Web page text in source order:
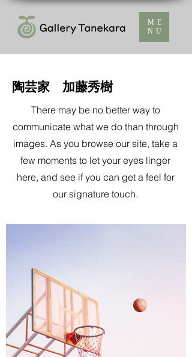
ME
NU
陶芸家 加藤秀樹
There may be no better way to
communicate what we do than through
images. As you browse our site, take a
few moments to let your eyes linger
here, and see if you can get a feel for
our signature touch.